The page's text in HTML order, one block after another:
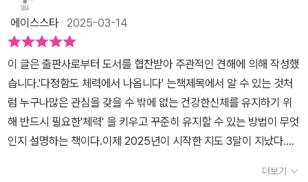
신하지않는다 #체력의힘
방식과 조언이 삶을 위한 절대적인 진리로 보기는 어렵지만 적어도
사소한 가치나 습관에서 배우며 이를 누구나 활용하며 더 나은 경험
담과 성장과 성공을 위한 방향성, 전략 등으로도 함께 할 수 있다는 점
도 참고하면 좋을 것이다. 언제까지 타인의 성공과 행복에 대해 부러
운 감정만 가지기보단 나도 할 수 있다는 마인드를 통해 어떤 점을 채
우거나 배우며 이를 현실과 일상에서도 적용, 관리해 나가며 삶을 살
아가야 하는지도 함께 접하며 판단해 보자. 누구에게나 도움되는 그
쉬지 않고 계속 그리고 꾸준히 나아간다.콰이어트 퀴팅, 조용한 퇴사
는 회사 일은 딱 할 만큼만 하고,추가적인 노력이나 시간 투자를 하지
않는 것이다.육아로부터의 콰이어트 퀴팅 시간은 절대적으로 필요하
다.일도, 육아도, 집안일도 제대로 수행해내려면 그에 맞는체력이 더
욱 중요하다.미리 체력을 길러 준비해둔 덕분에 하고 싶은 일이 생겼
을 때겁내지 않고 도전할 수 있다.오늘 몸을 만들고 체력을 다져놓으
면,체력이 부족해 하고 싶은 일을 포기하지 않아도 된다.체력 관리를
등한시하면 점점 허약 체질로 바뀌며 짜증은 늘어난다.건강한 체력은
질병을 예방한다.체력 관리는 정신 건강에도 상당히 긍정적인 영향을
에이스스타2025-03-14
이 글은 출판사로부터 도서를 협찬받아 주관적인 견해에 의해 작성했
습니다.'다정함도 체력에서 나옵니다' 는책제목에서 알 수 있는 것처
럼 누구나많은 관심을 갖을 수 밖에 없는 건강한신체를 유지하기 위
해 반드시 필요한'체력' 을 키우고 꾸준히 유지할 수 있는 방법이 무엇
인지 설명하는 책이다.이제 2025년이 시작한 지도 3달이 지났다.그
더보기